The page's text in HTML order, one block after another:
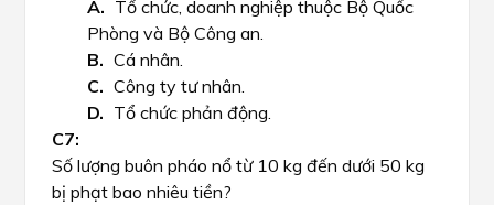
Tổ chức, doanh nghiệp thuộc Bộ Quốc
Phòng và Bộ Công an.
Cá nhân.
Công ty tư nhân.
Tổ chức phản động.
Số lượng buôn pháo nổ từ 10 kg đến dưới 50 kg
bị phạt bao nhiêu tiền?